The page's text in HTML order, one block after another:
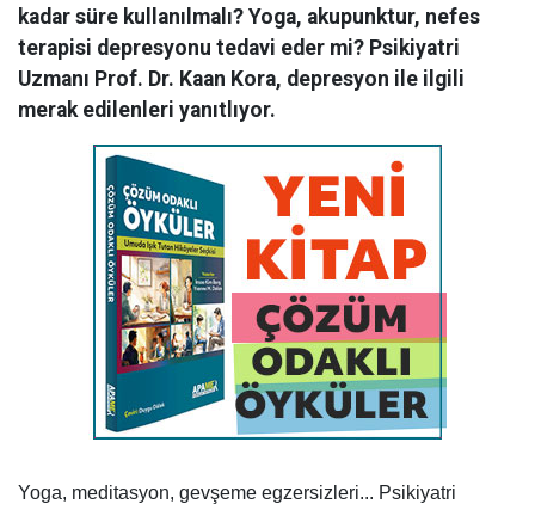
kadar süre kullanılmalı? Yoga, akupunktur, nefes
terapisi depresyonu tedavi eder mi? Psikiyatri
Uzmanı Prof. Dr. Kaan Kora, depresyon ile ilgili
merak edilenleri yanıtlıyor.
Yoga, meditasyon, gevşeme egzersizleri... Psikiyatri